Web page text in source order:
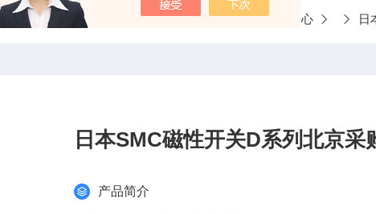
当前位置：首页 产品中心 日
日本SMC磁性开关D系列北京采
产品简介